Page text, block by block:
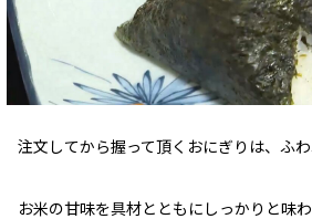
注文してから握って頂くおにぎりは、ふわ
お米の甘味を具材とともにしっかりと味わ